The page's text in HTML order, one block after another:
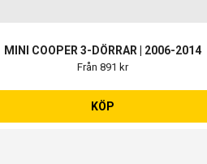
MINI COOPER 3-DÖRRAR | 2006-2014
Från 891 kr
KÖP